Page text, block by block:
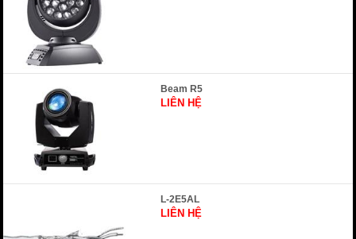
Beam R5
LIÊN HỆ
L-2E5AL
LIÊN HỆ